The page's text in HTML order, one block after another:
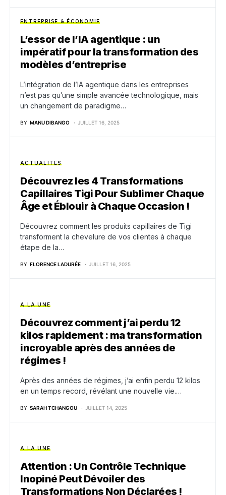
ENTREPRISE & ÉCONOMIE
L’essor de l’IA agentique : un
impératif pour la transformation des
modèles d’entreprise
L’intégration de l’IA agentique dans les entreprises
n’est pas qu’une simple avancée technologique, mais
un changement de paradigme…
BY MANU DIBANGO JUILLET 16, 2025
ACTUALITÉS
Découvrez les 4 Transformations
Capillaires Tigi Pour Sublimer Chaque
Âge et Éblouir à Chaque Occasion !
Découvrez comment les produits capillaires de Tigi
transforment la chevelure de vos clientes à chaque
étape de la…
BY FLORENCE LADURÉE JUILLET 16, 2025
A LA UNE
Découvrez comment j’ai perdu 12
kilos rapidement : ma transformation
incroyable après des années de
régimes !
Après des années de régimes, j’ai enfin perdu 12 kilos
en un temps record, révélant une nouvelle vie.…
BY SARAH TCHANGOU JUILLET 14, 2025
A LA UNE
Attention : Un Contrôle Technique
Inopiné Peut Dévoiler des
Transformations Non Déclarées !